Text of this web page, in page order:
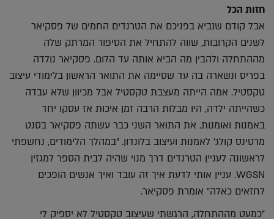
חזות הכל
אבל קודם שנביא בפניכם את הטרנדים החמים של פסקיאר
לשנים הקרובות, שווה להתחיל את הסיפור המרתק שלה
מההתחלה ולהבין מה הביא אותה עד הלום. פסקיאר נולדה
בפריס ונשארה בה עד שסיימה את התואר הראשון בלימודי עיצוב
טקסטיל. אמה הייתה מעצבת טקסטיל אבל מכיוון שלא עבדה
כשהייתה ילדה, היו מבלות הרבה זמן איכות אז עסקו יחד
באמנות ואומנות. את התואר השני כבר עשתה פסקיאר בסנט
מרטינס קולג' לאמנות ועיצוב בלונדון. "במהלך הלימודים, נחשפתי
לראשונה לעניין הטרנדים דרך מנוי שהיה לבית הספר למגזין
WGSN. עניין אותי לדעת איך זה עובד ואיך אנשים הופכים
לחזאים כאלה" אומרת פסקיאר.
"כמעט מההתחלה, הרגשתי שעיצוב טקסטיל לא יספיק לי